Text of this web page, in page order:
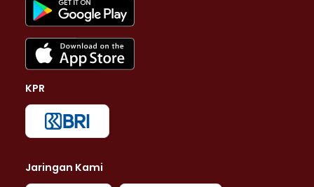
KPR
Jaringan Kami